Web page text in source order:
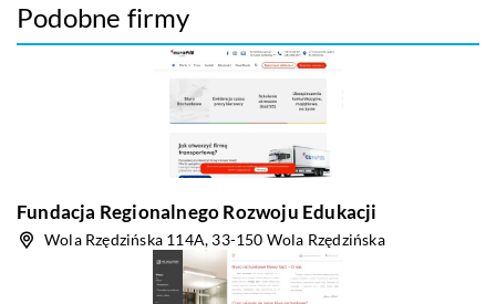
Podobne firmy
Fundacja Regionalnego Rozwoju Edukacji
Wola Rzędzińska 114A, 33-150 Wola Rzędzińska